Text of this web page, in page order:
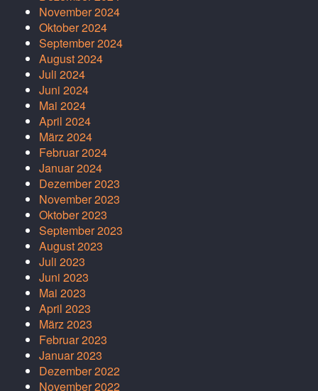
November 2024
Oktober 2024
September 2024
August 2024
Juli 2024
Juni 2024
Mai 2024
April 2024
März 2024
Februar 2024
Januar 2024
Dezember 2023
November 2023
Oktober 2023
September 2023
August 2023
Juli 2023
Juni 2023
Mai 2023
April 2023
März 2023
Februar 2023
Januar 2023
Dezember 2022
November 2022